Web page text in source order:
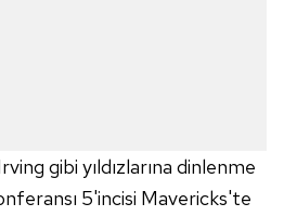
gibi yıldızlarına dinlenme
5'incisi Mavericks'te